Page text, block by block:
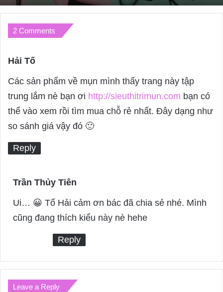
2 Comments
Hải Tố
a
y
s
:
Các sản phẩm về mụn mình thấy trang này tập
trung lắm nè bạn ơi http://sieuthitrimun.com bạn có
thể vào xem rồi tìm mua chỗ rẻ nhất. Đây dạng như
so sánh giá vậy đó 🙂
Reply
Trần Thủy Tiên
a
y
:
Ui… 😀 Tố Hải cảm ơn bác đã chia sẻ nhé. Mình
cũng đang thích kiểu này nè hehe
Reply
Leave a Reply